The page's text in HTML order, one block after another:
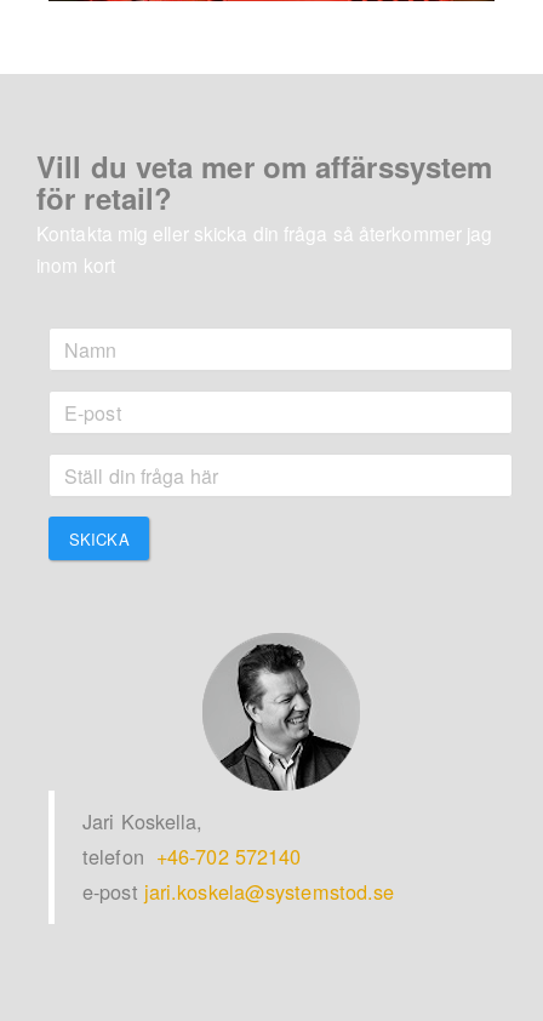
Vill du veta mer om affärssystem
för retail?
Kontakta mig eller skicka din fråga så återkommer jag
inom kort
SKICKA
Jari Koskella,
telefon +46-702 572140
e-post jari.koskela@systemstod.se